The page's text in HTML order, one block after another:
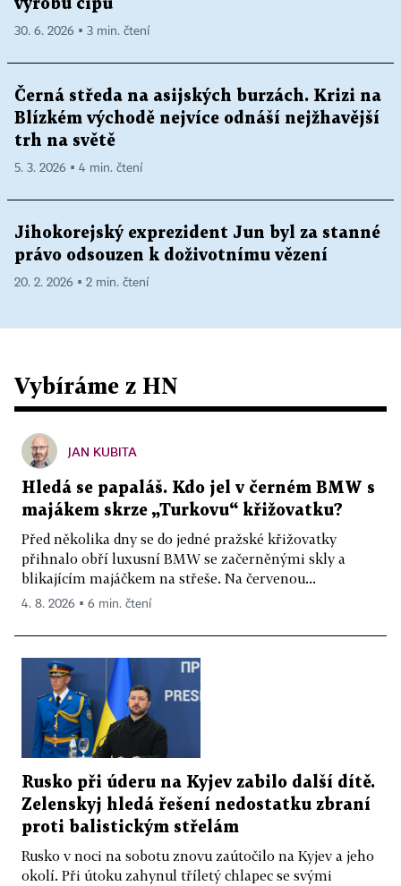
výrobu čipů
30. 6. 2026 ▪ 3 min. čtení
Černá středa na asijských burzách. Krizi na
Blízkém východě nejvíce odnáší nejžhavější
trh na světě
5. 3. 2026 ▪ 4 min. čtení
Jihokorejský exprezident Jun byl za stanné
právo odsouzen k doživotnímu vězení
20. 2. 2026 ▪ 2 min. čtení
Vybíráme z HN
JAN KUBITA
Hledá se papaláš. Kdo jel v černém BMW s
majákem skrze „Turkovu“ křižovatku?
Před několika dny se do jedné pražské křižovatky
přihnalo obří luxusní BMW se začerněnými skly a
blikajícím majáčkem na střeše. Na červenou...
4. 8. 2026 ▪ 6 min. čtení
Rusko při úderu na Kyjev zabilo další dítě.
Zelenskyj hledá řešení nedostatku zbraní
proti balistickým střelám
Rusko v noci na sobotu znovu zaútočilo na Kyjev a jeho
okolí. Při útoku zahynul tříletý chlapec se svými